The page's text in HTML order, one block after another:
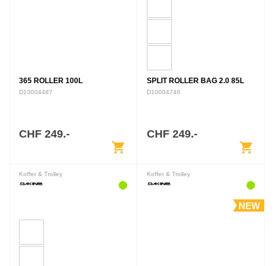
365 ROLLER 100L
D10004487
CHF 249.-
shopping_cart
SPLIT ROLLER BAG 2.0 85L
D10004746
CHF 249.-
shopping_cart
Koffer & Trolley Koffer & Trolley
NEW